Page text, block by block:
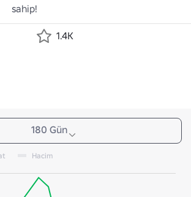
sahip!
1.4K
180 Gün
Hacim